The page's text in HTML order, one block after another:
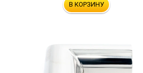
В КОРЗИНУ